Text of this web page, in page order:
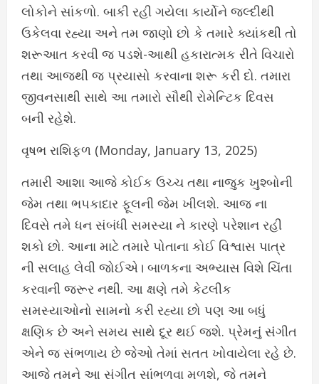
લોકોને સાંકળો. બાકી રહી ગયેલા કાર્યોને જલ્દીથી
ઉકેલવા રહ્યા અને તમ જાણો છો કે તમારે ક્યાંકથી તો
શરૂઆત કરવી જ પડશે-આથી હકારાત્મક રીતે વિચારો
તથા આજથી જ પ્રયાસો કરવાના શરૂ કરી દો. તમારા
જીવનસાથી સાથે આ તમારો સૌથી રોમેન્ટિક દિવસ
બની રહેશે.
વૃષભ રાશિફળ (Monday, January 13, 2025)
તમારી આશા આજે કોઈક ઉચ્ચ તથા નાજુક ખુશ્બોની
જેમ તથા ભપકાદાર ફૂલની જેમ ખીલશે. આજ ના
દિવસે તમે ધન સંબંધી સમસ્યા ને કારણે પરેશાન રહી
શકો છો. આના માટે તમારે પોતાના કોઈ વિશ્વાસ પાત્ર
ની સલાહ લેવી જોઈએ। બાળકના અભ્યાસ વિશે ચિંતા
કરવાની જરૂર નથી. આ ક્ષણે તમે કેટલીક
સમસ્યાઓનો સામનો કરી રહ્યા છો પણ આ બધું
ક્ષણિક છે અને સમય સાથે દૂર થઈ જશે. પ્રેમનું સંગીત
એને જ સંભળાય છે જેઓ તેમાં સતત ખોવાયેલા રહે છે.
આજે તમને આ સંગીત સાંભળવા મળશે, જે તમને